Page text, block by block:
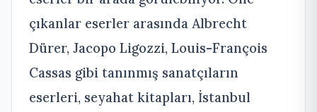
çıkanlar eserler arasında Albrecht
Dürer, Jacopo Ligozzi, Louis-François
Cassas gibi tanınmış sanatçıların
eserleri, seyahat kitapları, İstanbul